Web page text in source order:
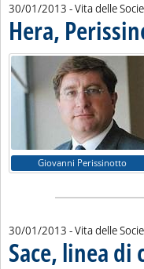
30/01/2013 - Vita delle
Hera,
Giovanni Perissinotto
30/01/2013 - Vita delle
Sace, linea di